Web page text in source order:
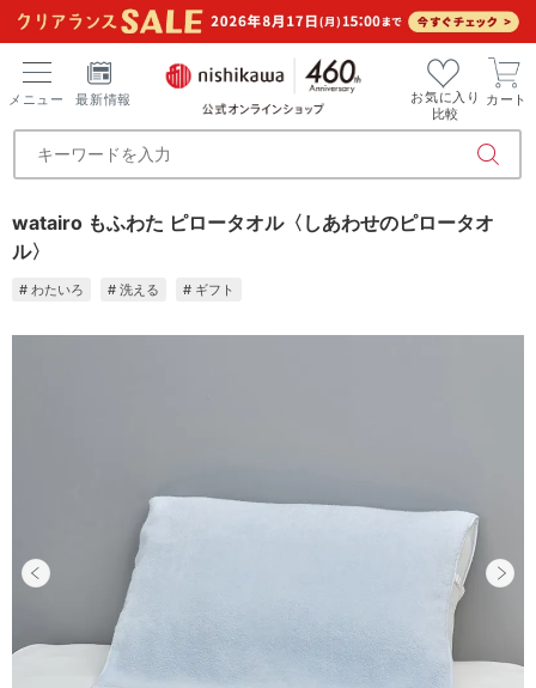
メニュー 最新情報
お気に入り
比較
カート
watairo もふわた ピロータオル〈しあわせのピロータオ
ル〉
# わたいろ # 洗える # ギフト